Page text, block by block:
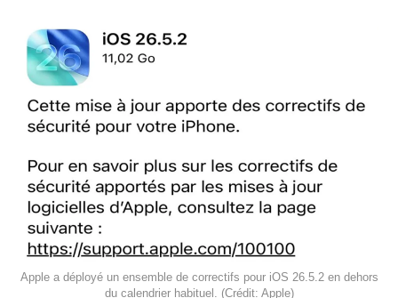
Apple a déployé un ensemble de correctifs pour iOS 26.5.2 en dehors
du calendrier habituel. (Crédit: Apple)